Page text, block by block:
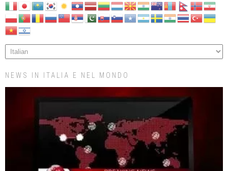
NEWS IN ITALIA E NEL MONDO